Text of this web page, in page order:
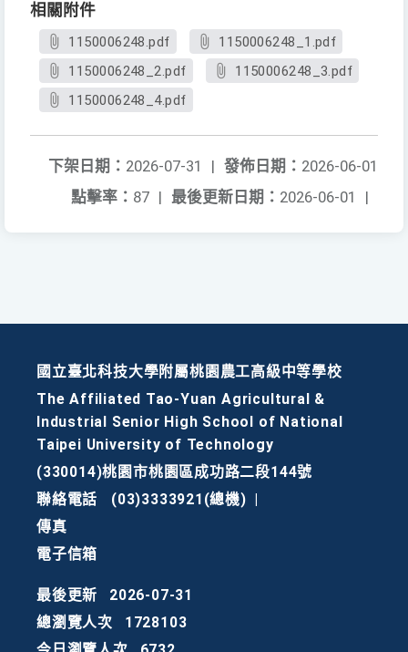
相關附件
1150006248.pdf
1150006248_1.pdf
1150006248_2.pdf
1150006248_3.pdf
1150006248_4.pdf
發佈日期： 2026-06-01
下架日期： 2026-07-31
|
最後更新日期： 2026-06-01 |
點擊率： 87 |
國立臺北科技大學附屬桃園農工高級中等學校
The Affiliated Tao-Yuan Agricultural &
Industrial Senior High School of National
Taipei University of Technology
(330014)桃園市桃園區成功路二段144號
聯絡電話
(03)3333921(總機)
傳真
電子信箱
最後更新
2026-07-31
總瀏覽人次
1728103